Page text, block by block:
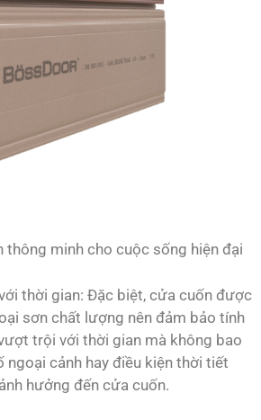
thông minh cho cuộc sống hiện đại
thời gian: Đặc biệt, cửa cuốn được
sơn chất lượng nên đảm bảo tính
trội với thời gian mà không bao
ngoại cảnh hay điều kiện thời tiết
hưởng đến cửa cuốn.